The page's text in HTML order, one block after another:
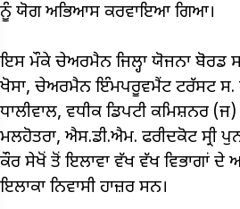
ਨੂੰ ਯੋਗ ਅਭਿਆਸ ਕਰਵਾਇਆ ਗਿਆ।
ਇਸ ਮੌਕੇ ਚੇਅਰਮੈਨ ਜਿਲ੍ਹਾ ਯੋਜਨਾ ਬੋਰਡ
ਖੋਸਾ, ਚੇਅਰਮੈਨ ਇੰਮਪਰੂਵਮੈਂਟ ਟਰੱਸਟ ਸ.
ਧਾਲੀਵਾਲ, ਵਧੀਕ ਡਿਪਟੀ ਕਮਿਸ਼ਨਰ (ਜ)
ਮਲਹੋਤਰਾ, ਐਸ.ਡੀ.ਐਮ. ਫਰੀਦਕੋਟ ਸ੍ਰੀ
ਕੌਰ ਸੇਖੋਂ ਤੋਂ ਇਲਾਵਾ ਵੱਖ ਵੱਖ ਵਿਭਾਗਾਂ ਦੇ
ਇਲਾਕਾ ਨਿਵਾਸੀ ਹਾਜ਼ਰ ਸਨ।